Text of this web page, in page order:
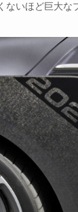
いほど巨大な